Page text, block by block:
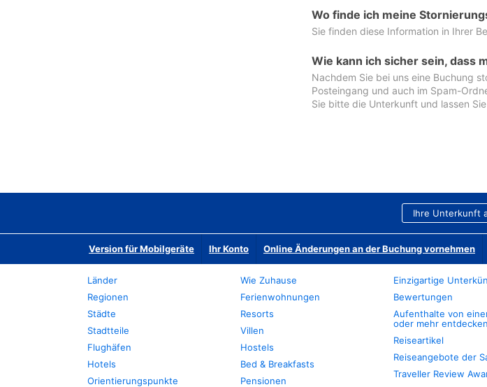
Wo finde ich meine
Sie finden diese Information in Ihrer
Wie kann ich sicher sein, dass
Nachdem Sie bei uns eine Buchung
Posteingang und auch im Spam-
Sie bitte die Unterkunft und lassen
Ihre Unterkunft
Version für Mobilgeräte Ihr Konto Online Änderungen an der Buchung vornehmen
Länder
Regionen
Städte
Stadtteile
Flughäfen
Hotels
Orientierungspunkte
Wie Zuhause
Ferienwohnungen
Resorts
Villen
Hostels
Bed & Breakfasts
Pensionen
Einzigartige
Bewertungen
Aufenthalte von
oder mehr entdecken
Reiseartikel
Reiseangebote der
Traveller Review